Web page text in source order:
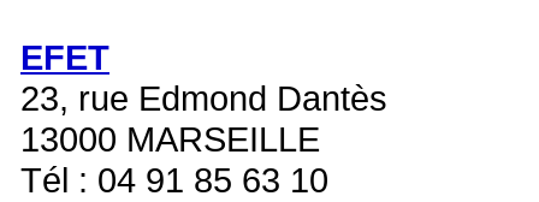
EFET
23, rue Edmond Dantès
13000 MARSEILLE
Tél : 04 91 85 63 10